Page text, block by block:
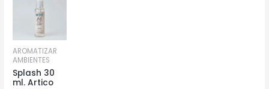
AROMATIZAR
AMBIENTES
Splash 30
ml. Artico